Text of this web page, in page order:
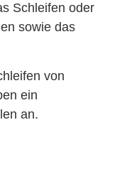
Schleifen oder
sowie das
von
ein
an.